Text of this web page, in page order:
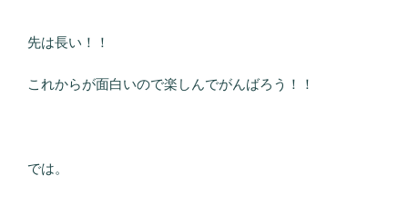
先は長い！！
これからが面白いので楽しんでがんばろう！！
では。